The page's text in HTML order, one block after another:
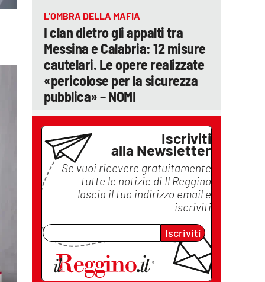
L’OMBRA DELLA MAFIA
I clan dietro gli appalti tra
Messina e Calabria: 12 misure
cautelari. Le opere realizzate
«pericolose per la sicurezza
pubblica» – NOMI
Iscriviti
alla Newsletter
Se vuoi ricevere gratuitamente
tutte le notizie di Il Reggino
lascia il tuo indirizzo email e
iscriviti
Iscriviti